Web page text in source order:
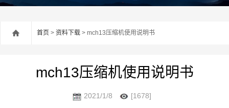
首页 > 资料下载 > mch13压缩机使用说明书
mch13压缩机使用说明书
2021/1/8 [1678]